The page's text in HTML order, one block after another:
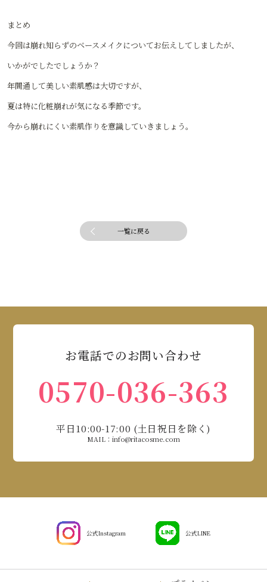
まとめ
今回は崩れ知らずのベースメイクについてお伝えしてしましたが、
いかがでしたでしょうか？
年間通して美しい素肌感は大切ですが、
夏は特に化粧崩れが気になる季節です。
今から崩れにくい素肌作りを意識していきましょう。
一覧に戻る
お電話でのお問い合わせ
0570-036-363
平日10:00-17:00 (土日祝日を除く)
MAIL：info@ritacosme.com
公式Instagram 公式LINE